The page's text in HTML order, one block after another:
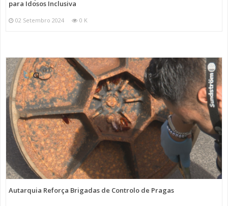
para Idosos Inclusiva
02 Setembro 2024 0 K
Autarquia Reforça Brigadas de Controlo de Pragas